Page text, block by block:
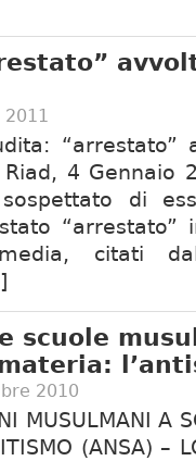
2011
“arrestato”
4 Gennaio
sospettato di
“arrestato”
citati
scuole
2010
MUSULMANI A
(ANSA) –